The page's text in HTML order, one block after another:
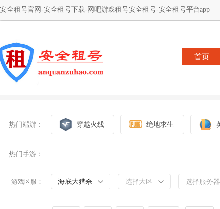
安全租号官网-安全租号下载-网吧游戏租号安全租号-安全租号平台app
首页
热门端游： 穿越火线 绝地求生
热门手游：
游戏区服： 海底大猎杀 选择大区 选择服务器